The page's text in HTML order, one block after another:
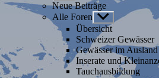
anzeigen
Neue Beiträge
Alle Foren Untermenü
anzeigen
Übersicht
Schweizer Gewässer
Gewässer im Ausland
Inserate und
Tauchausbildung